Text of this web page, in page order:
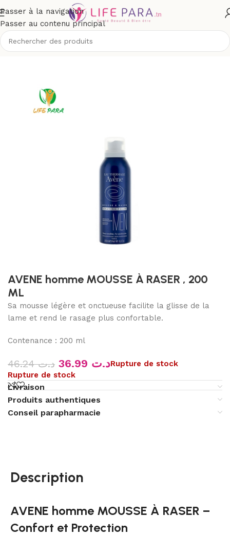
Passer à la navigation
Passer au contenu principal
Accueil/Boutique/Homme/Rasage & après-rasage
AVENE homme MOUSSE À RASER , 200
ML
Sa mousse légère et onctueuse facilite la glisse de la
lame et rend le rasage plus confortable.
Contenance : 200 ml
د.ت46.24 د.تRupture de stock
Rupture de stock
Livraison
Produits authentiques
Conseil parapharmacie
Description
AVENE homme MOUSSE À RASER –
Confort et Protection